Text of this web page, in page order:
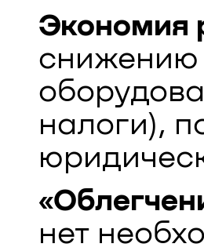
Экономия
снижению
налоги),
нет